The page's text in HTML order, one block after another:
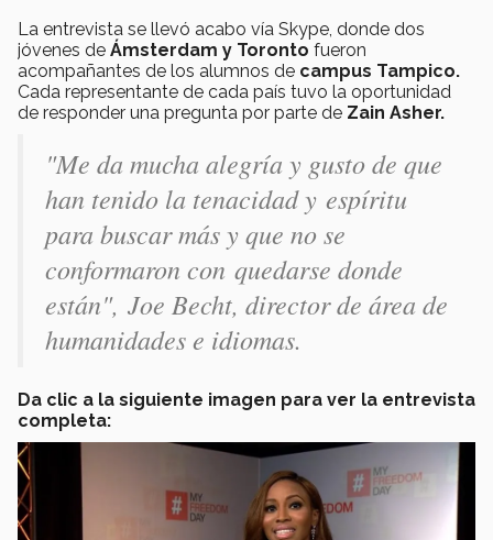
La entrevista se llevó acabo vía Skype, donde dos
jóvenes de Ámsterdam y Toronto fueron
acompañantes de los alumnos de campus Tampico.
Cada representante de cada país tuvo la oportunidad
de responder una pregunta por parte de Zain Asher.
"Me da mucha alegría y gusto de que
han tenido la tenacidad y espíritu
para buscar más y que no se
conformaron con quedarse donde
están", Joe Becht, director de área de
humanidades e idiomas.
Da clic a la siguiente imagen para ver la entrevista
completa: